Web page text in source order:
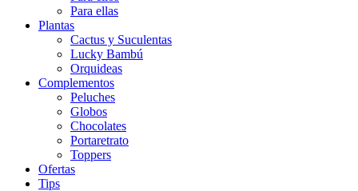
Para ellas
Plantas
Cactus y Suculentas
Lucky Bambú
Orquideas
Complementos
Peluches
Globos
Chocolates
Portaretrato
Toppers
Ofertas
Tips